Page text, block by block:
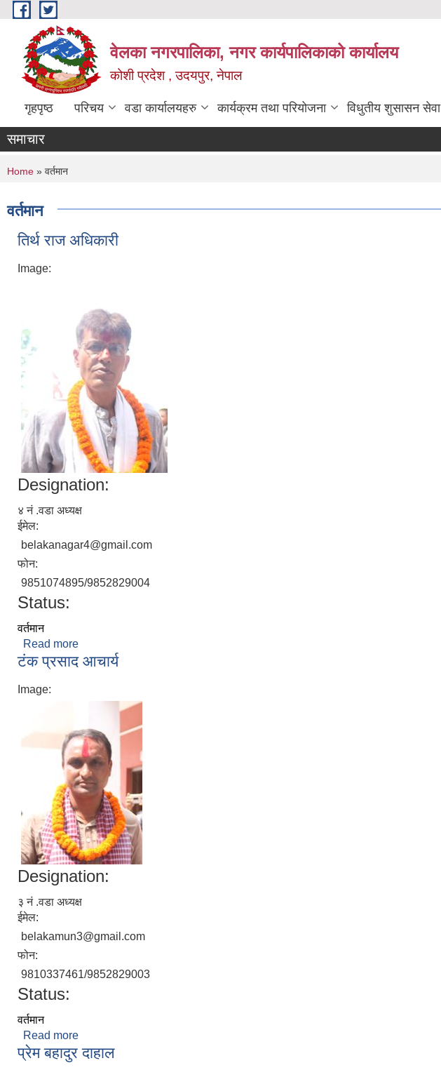
Skip to main content
वेलका नगरपालिका, नगर कार्यपालिकाको कार्यालय
कोशी प्रदेश , उदयपुर, नेपाल
गृहपृष्ठ परिचय वडा कार्यालयहरु कार्यक्रम तथा परियोजना विधुतीय शुसासन सेवा
समाचार
You are here
Home » वर्तमान
वर्तमान
तिर्थ राज अधिकारी
Image:
Designation:
४ नं .वडा अध्यक्ष
ईमेल:
belakanagar4@gmail.com
फोन:
9851074895/9852829004
Status:
वर्तमान
Read more
टंक प्रसाद आचार्य
Image:
Designation:
३ नं .वडा अध्यक्ष
ईमेल:
belakamun3@gmail.com
फोन:
9810337461/9852829003
Status:
वर्तमान
Read more
प्रेम बहादुर दाहाल